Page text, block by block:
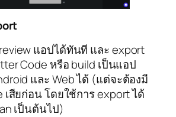
แอปได้ทันที และ export
Code หรือ build เป็นแอป
และ Web ได้ (แต่จะต้องมี
เสียก่อน โดยใช้การ export ได้
เป็นต้นไป)